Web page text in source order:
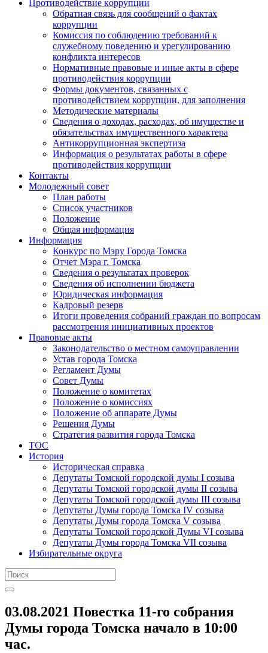
Прoтивoдeйствие кoрpупции
Обратная связь для сообщений о фактах
коррупции
Комиссия по соблюдению требований к
служебному поведению и урегулированию
конфликта интересов
Нормативные правовые и иные акты в сфере
противодействия коррупции
Формы документов, связанных с
противодействием коррупции, для заполнения
Методические материалы
Сведения о доходах, расходах, об имуществе и
обязательствах имущественного характера
Антикоррупционная экспертиза
Информация о результатах работы в сфере
противодействия коррупции
Контакты
Молодежный совет
План работы
Список участников
Положение
Общая информация
Информация
Конкурс по Мэру Города Томска
Отчет Мэра г. Томска
Сведения о результатах проверок
Сведения об исполнении бюджета
Юридическая информация
Кадровый резерв
Итоги проведения собраний граждан по вопросам
рассмотрения инициативных проектов
Правовые акты
Законодательство о местном самоуправлении
Устав города Томска
Регламент Думы
Совет Думы
Положение о комитетах
Положение о комиссиях
Положение об аппарате Думы
Решения Думы
Стратегия развития города Томска
ТОС
История
Историческая справка
Депутаты Томской городской думы I созыва
Депутаты Томской городской думы II созыва
Депутаты Томской городской думы III созыва
Депутаты Думы города Томска IV созыва
Депутаты Думы города Томска V созыва
Депутаты Томской городской Думы VI созыва
Депутаты Думы города Томска VII созыва
Избирательные округа
03.08.2021 Повестка 11-го собрания
Думы города Томска начало в 10:00
час.